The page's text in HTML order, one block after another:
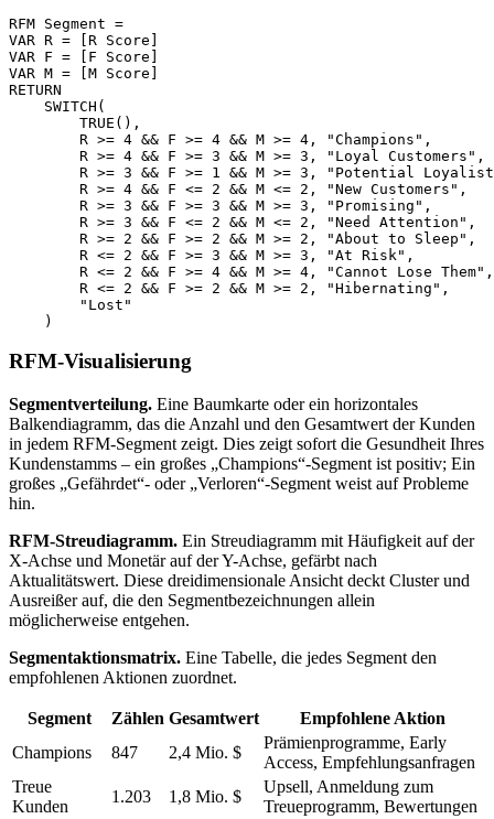
RFM Segment =
VAR R = [R Score]
VAR F = [F Score]
VAR M = [M Score]
RETURN
    SWITCH(
        TRUE(),
        R >= 4 && F >= 4 && M >= 4, "Champions",
        R >= 4 && F >= 3 && M >= 3, "Loyal Customers",
R >= 3 && F >= 1 && M >= 3, "Potential
        R >= 4 && F <= 2 && M <= 2, "New Customers",
        R >= 3 && F >= 3 && M >= 3, "Promising",
        R >= 3 && F <= 2 && M <= 2, "Need Attention",
        R >= 2 && F >= 2 && M >= 2, "About to Sleep",
        R <= 2 && F >= 3 && M >= 3, "At Risk",
        R <= 2 && F >= 4 && M >= 4, "Cannot Lose Them",
        R <= 2 && F >= 2 && M >= 2, "Hibernating",
        "Lost"
RFM-Visualisierung
Segmentverteilung. Eine Baumkarte oder ein horizontales
Balkendiagramm, das die Anzahl und den Gesamtwert der Kunden
in jedem RFM-Segment zeigt. Dies zeigt sofort die Gesundheit Ihres
Kundenstamms – ein großes „Champions“-Segment ist positiv; Ein
großes „Gefährdet“- oder „Verloren“-Segment weist auf Probleme
hin.
RFM-Streudiagramm. Ein Streudiagramm mit Häufigkeit auf der
X-Achse und Monetär auf der Y-Achse, gefärbt nach
Aktualitätswert. Diese dreidimensionale Ansicht deckt Cluster und
Ausreißer auf, die den Segmentbezeichnungen allein
möglicherweise entgehen.
Segmentaktionsmatrix. Eine Tabelle, die jedes Segment den
empfohlenen Aktionen zuordnet.
Segment Zählen Gesamtwert
Empfohlene Aktion
Champions
847 2,4 Mio. $
Prämienprogramme, Early
Access, Empfehlungsanfragen
Treue
Kunden
1.203 1,8 Mio. $
Upsell, Anmeldung zum
Treueprogramm, Bewertungen